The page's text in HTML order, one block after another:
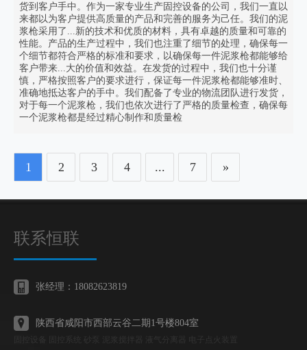
货到客户手中。作为一家专业生产固控设备的公司，我们一直以
来都以为客户提供高质量的产品和完善的服务为己任。我们的泥
浆枪采用了...新的技术和优质的材料，具有卓越的质量和可靠的
性能。产品的生产过程中，我们也注重了细节的处理，确保每一
个细节都符合严格的标准和要求，以确保每一件泥浆枪都能够给
客户带来...大的价值和效益。在发货的过程中，我们也十分谨
慎，严格按照客户的要求进行，保证每一件泥浆枪都能够准时、
准确地抵达客户的手中。我们配备了专业的物流团队进行发货，
对于每一个泥浆枪，我们也依次进行了严格的质量检查，确保每
一个泥浆枪都是经过精心制作和质量检
1 2 3 4 ... 7 »
联系恒联
张经理：18082623819
陕西省咸阳市西部云谷二期1号楼804室